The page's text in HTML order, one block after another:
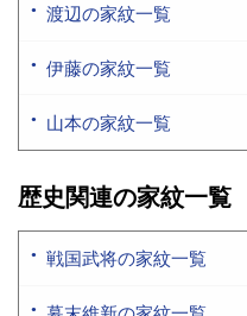
渡辺の家紋一覧
伊藤の家紋一覧
山本の家紋一覧
歴史関連の家紋一覧
戦国武将の家紋一覧